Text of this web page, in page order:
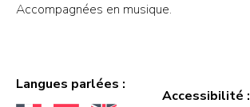
Accompagnées en musique.
Langues parlées :
Accessibilité :